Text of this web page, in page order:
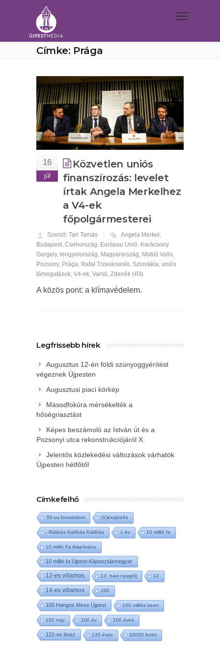
Címke: Prága
16
júl
Közvetlen uniós
finanszírozás: levelet
írtak Angela Merkelhez
a V4-ek
főpolgármesterei
Szerző: Tari Tamás Angela Merkel ,
Budapest, Csehország, Európau Unió, Karácsony
Gergely, lengyelország, Magyarország, Matúš Vallo,
Pozsony, Prága, Rafał Trzaskowski, Szlovákia, uniós
támogatások, V4-ek, Varsó, Zdeněk Hřib
A közös pont: a klímavédelem.
Legfrissebb hírek
Augusztus 12-én földi szúnyoggyérítést
végeznek Újpesten
Augusztusi piaci körkép
Másodfokúra mérsékelték a
hőségriasztást
Képes beszámoló az István út és a
Pozsonyi utca rekonstrukciójáról X.
Jelentős közlekedési változások várhatók
Újpesten hétfőtől
Címkefelhő
'56-os forradalom (V)észjelzés
- Rálátás Kiállítás Kiállítás 1 év 10 millió fa
10 millió Fa Alapítvány
10 millió fa Újpest-Káposztásmegyer
12-es villamos 13. havi nyugdíj 14
14-es villamos 100
100 Hangos Mese Újpest 100 milliós keret
100 nap 100 év 100 éves
121-es busz 135 éves 10000 forint